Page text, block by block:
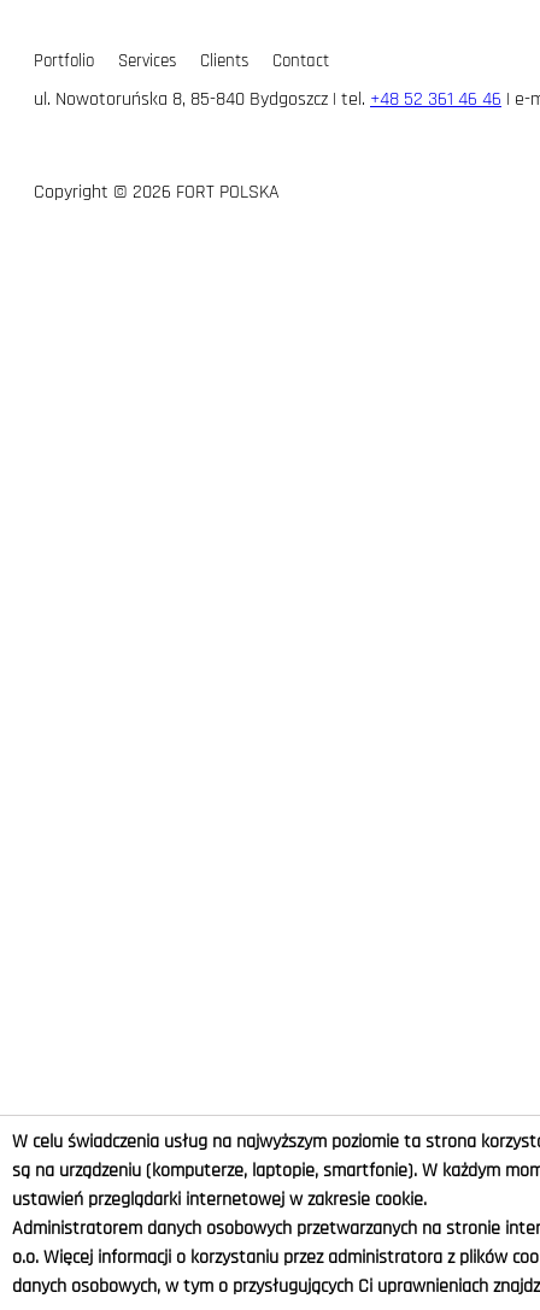
Portfolio Services Clients
Contact
ul. Nowotoruńska 8, 85-840 Bydgoszcz | tel. +48 52 361 46 46 | e-
Copyright © 2026 FORT POLSKA
W celu świadczenia usług na najwyższym poziomie ta strona
są na urządzeniu (komputerze, laptopie, smartfonie). W każdym
ustawień przeglądarki internetowej w zakresie cookie.
Administratorem danych osobowych przetwarzanych na stronie
o.o. Więcej informacji o korzystaniu przez administratora z plików
danych osobowych, w tym o przysługujących Ci uprawnieniach